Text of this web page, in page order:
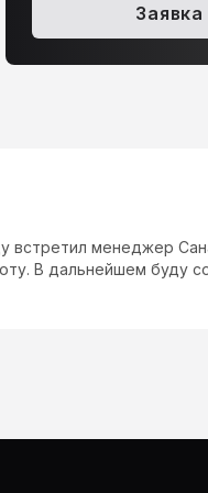
встретил менеджер
В дальнейшем буду